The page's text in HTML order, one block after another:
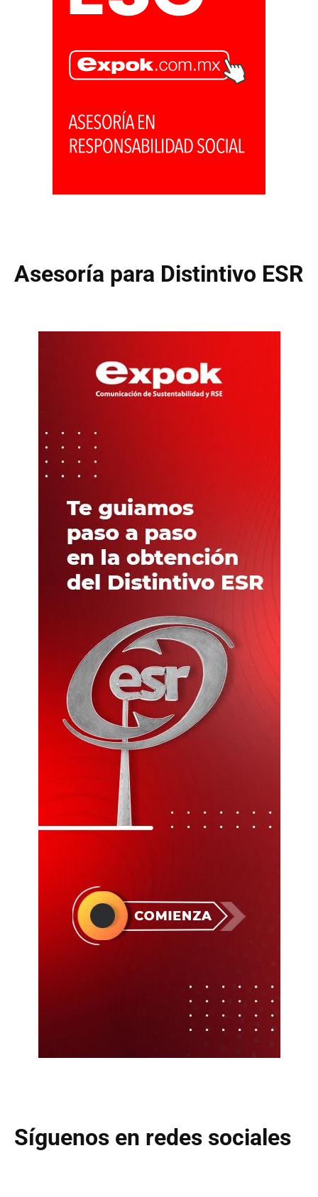
Asesoría para Distintivo ESR
Síguenos en redes sociales